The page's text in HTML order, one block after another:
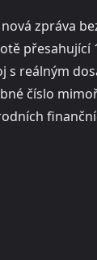
zpráva
přesahující
s reálným
číslo